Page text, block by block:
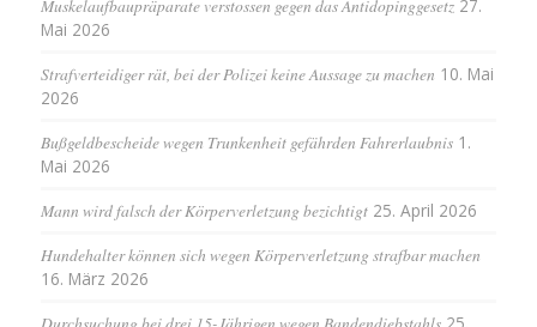
Muskelaufbaupräparate verstossen gegen das Antidopinggesetz 27.
Mai 2026
Strafverteidiger rät, bei der Polizei keine Aussage zu machen 10. Mai
2026
Bußgeldbescheide wegen Trunkenheit gefährden Fahrerlaubnis 1.
Mai 2026
Mann wird falsch der Körperverletzung bezichtigt 25. April 2026
Hundehalter können sich wegen Körperverletzung strafbar machen
16. März 2026
Durchsuchung bei drei 15-Jährigen wegen Bandendiebstahls 25.